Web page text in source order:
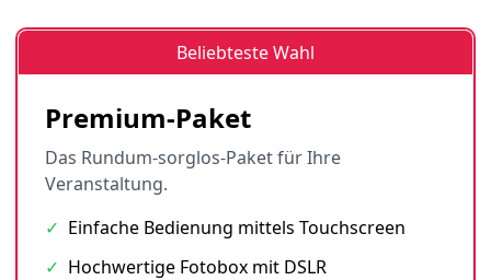
Beliebteste Wahl
Premium-Paket
Das Rundum-sorglos-Paket für Ihre
Veranstaltung.
✓ Einfache Bedienung mittels Touchscreen
✓ Hochwertige Fotobox mit DSLR